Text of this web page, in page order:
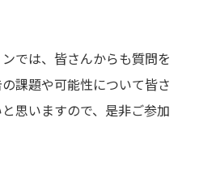
では、皆さんからも質問を
課題や可能性について皆さ
思いますので、是非ご参加